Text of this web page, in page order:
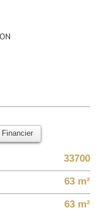
Financier
33700
63 m²
63 m²